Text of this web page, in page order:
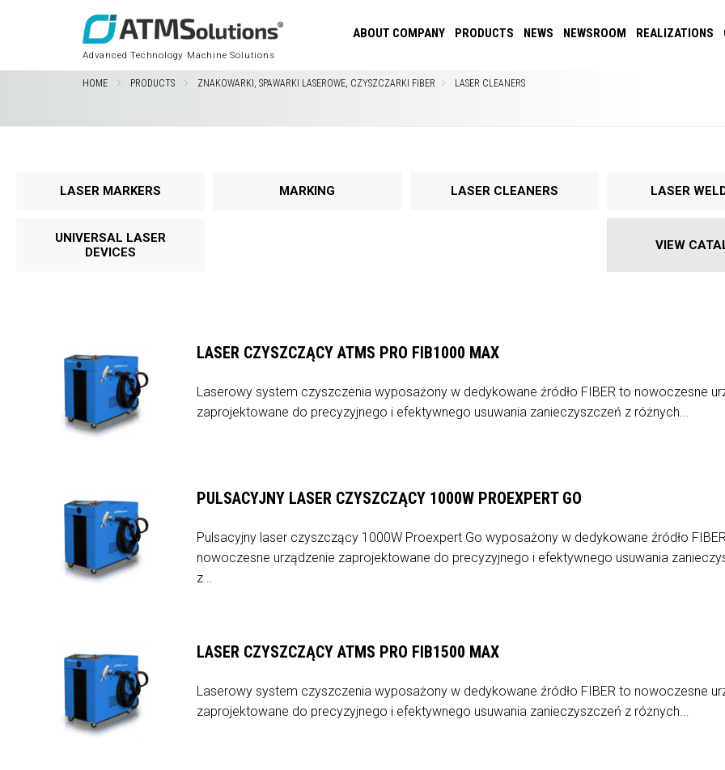
Advanced Technology Machine Solutions
ABOUT COMPANY PRODUCTS NEWS NEWSROOM REALIZATIONS
HOME PRODUCTS ZNAKOWARKI, SPAWARKI LASEROWE, CZYSZCZARKI FIBER LASER CLEANERS
LASER MARKERS MARKING LASER CLEANERS LASER
UNIVERSAL LASER
DEVICES
VIEW
LASER CZYSZCZĄCY ATMS PRO FIB1000 MAX
Laserowy system czyszczenia wyposażony w dedykowane źródło FIBER to nowoczesne
zaprojektowane do precyzyjnego i efektywnego usuwania zanieczyszczeń z różnych...
PULSACYJNY LASER CZYSZCZĄCY 1000W PROEXPERT GO
Pulsacyjny laser czyszczący 1000W Proexpert Go wyposażony w dedykowane źródło
nowoczesne urządzenie zaprojektowane do precyzyjnego i efektywnego usuwania
z...
LASER CZYSZCZĄCY ATMS PRO FIB1500 MAX
Laserowy system czyszczenia wyposażony w dedykowane źródło FIBER to nowoczesne
zaprojektowane do precyzyjnego i efektywnego usuwania zanieczyszczeń z różnych...